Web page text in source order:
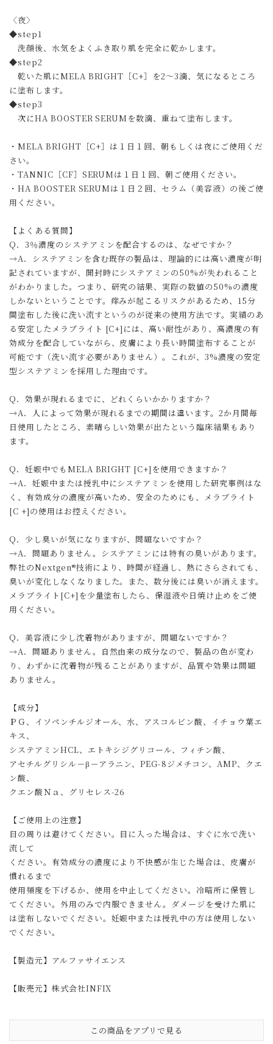
〈夜〉
◆step1
洗顔後、水気をよくふき取り肌を完全に乾かします。
◆step2
乾いた肌にMELA BRIGHT［C+］を2～3滴、気になるところ
に塗布します。
◆step3
次にHA BOOSTER SERUMを数滴、重ねて塗布します。
・MELA BRIGHT［C+］は１日１回、朝もしくは夜にご使用くだ
さい。
・TANNIC［CF］SERUMは１日１回、朝ご使用ください。
・HA BOOSTER SERUMは１日２回、セラム（美容液）の後ご使
用ください。
【よくある質問】
Q．3％濃度のシステアミンを配合するのは、なぜですか？
→A．システアミンを含む既存の製品は、理論的には高い濃度が明
記されていますが、開封時にシステアミンの50%が失われること
がわかりました。つまり、研究の結果、実際の数値の50%の濃度
しかないということです。痒みが起こるリスクがあるため、15分
間塗布した後に洗い流すというのが従来の使用方法です。実績のあ
る安定したメラブライト [C+]には、高い耐性があり、高濃度の有
効成分を配合していながら、皮膚により長い時間塗布することが
可能です（洗い流す必要がありません）。これが、3%濃度の安定
型システアミンを採用した理由です。
Q．効果が現れるまでに、どれくらいかかりますか？
→A．人によって効果が現れるまでの期間は違います。2か月間毎
日使用したところ、素晴らしい効果が出たという臨床結果もあり
ます。
Q．妊娠中でもMELA BRIGHT [C+]を使用できますか？
→A．妊娠中または授乳中にシステアミンを使用した研究事例はな
く、有効成分の濃度が高いため、安全のためにも、メラブライト
[C +]の使用はお控えください。
Q．少し臭いが気になりますが、問題ないですか？
→A．問題ありません。システアミンには特有の臭いがあります。
弊社のNextgen®技術により、時間が経過し、熱にさらされても、
臭いが変化しなくなりました。また、数分後には臭いが消えます。
メラブライト[C+]を少量塗布したら、保湿液や日焼け止めをご使
用ください。
Q．美容液に少し沈着物がありますが、問題ないですか？
→A．問題ありません。自然由来の成分なので、製品の色が変わ
り、わずかに沈着物が残ることがありますが、品質や効果は問題
ありません。
【成分】
ＰＧ、イソペンチルジオール、水、アスコルビン酸、イチョウ葉エ
キス、
システアミンHCL、エトキシジグリコール、フィチン酸、
アセチルグリシル－β－アラニン、PEG-8ジメチコン、AMP、クエ
ン酸、
クエン酸Ｎａ、グリセレス-26​
【ご使用上の注意】
目の周りは避けてください。目に入った場合は、すぐに水で洗い
流して
ください。有効成分の濃度により不快感が生じた場合は、皮膚が
慣れるまで
使用頻度を下げるか、使用を中止してください。冷暗所に保管し
てください。外用のみで内服できません。ダメージを受けた肌に
は塗布しないでください。妊娠中または授乳中の方は使用しない
でください。​
【製造元】アルファサイエンス
【販売元】株式会社INFIX
この商品をアプリで見る